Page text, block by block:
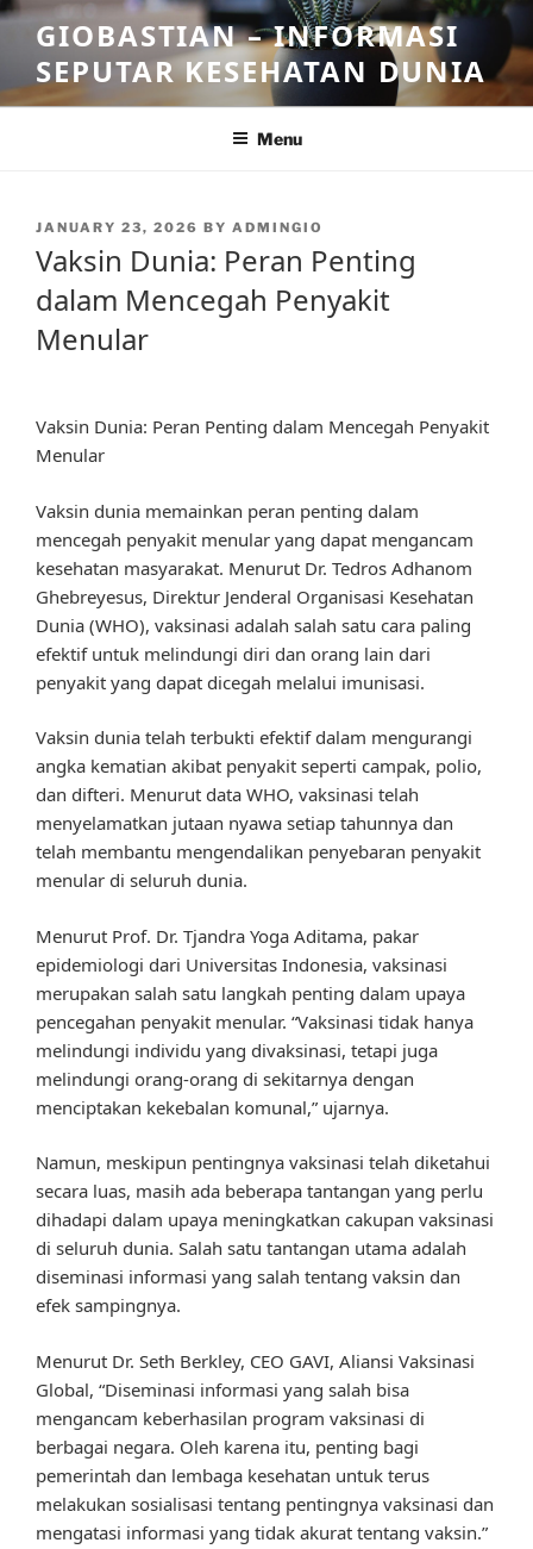
Skip
content
GIOBASTIAN – INFORMASI
SEPUTAR KESEHATAN DUNIA
Menu
POSTED
JANUARY 23, 2026 BY ADMINGIO
Vaksin Dunia: Peran Penting
dalam Mencegah Penyakit
Menular
Vaksin Dunia: Peran Penting dalam Mencegah Penyakit
Menular
Vaksin dunia memainkan peran penting dalam
mencegah penyakit menular yang dapat mengancam
kesehatan masyarakat. Menurut Dr. Tedros Adhanom
Ghebreyesus, Direktur Jenderal Organisasi Kesehatan
Dunia (WHO), vaksinasi adalah salah satu cara paling
efektif untuk melindungi diri dan orang lain dari
penyakit yang dapat dicegah melalui imunisasi.
Vaksin dunia telah terbukti efektif dalam mengurangi
angka kematian akibat penyakit seperti campak, polio,
dan difteri. Menurut data WHO, vaksinasi telah
menyelamatkan jutaan nyawa setiap tahunnya dan
telah membantu mengendalikan penyebaran penyakit
menular di seluruh dunia.
Menurut Prof. Dr. Tjandra Yoga Aditama, pakar
epidemiologi dari Universitas Indonesia, vaksinasi
merupakan salah satu langkah penting dalam upaya
pencegahan penyakit menular. “Vaksinasi tidak hanya
melindungi individu yang divaksinasi, tetapi juga
melindungi orang-orang di sekitarnya dengan
menciptakan kekebalan komunal,” ujarnya.
Namun, meskipun pentingnya vaksinasi telah diketahui
secara luas, masih ada beberapa tantangan yang perlu
dihadapi dalam upaya meningkatkan cakupan vaksinasi
di seluruh dunia. Salah satu tantangan utama adalah
diseminasi informasi yang salah tentang vaksin dan
efek sampingnya.
Menurut Dr. Seth Berkley, CEO GAVI, Aliansi Vaksinasi
Global, “Diseminasi informasi yang salah bisa
mengancam keberhasilan program vaksinasi di
berbagai negara. Oleh karena itu, penting bagi
pemerintah dan lembaga kesehatan untuk terus
melakukan sosialisasi tentang pentingnya vaksinasi dan
mengatasi informasi yang tidak akurat tentang vaksin.”